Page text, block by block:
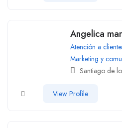
Angelica
Atención a
Marketing y
Santiago de
View Profile